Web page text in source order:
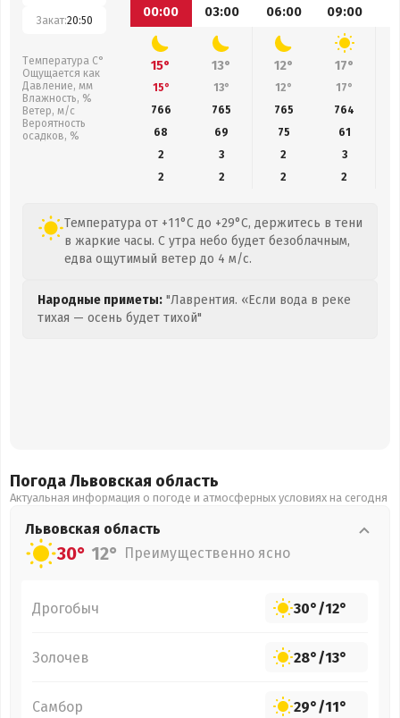
Закат:20:50
Температура С°
Ощущается как
Давление, мм
Влажность, %
Ветер, м/с
Вероятность
осадков, %
00:00
03:00 06:00 09:00
15° 13° 12° 17°
15° 13° 12° 17°
766
765 765 764
68
69 75 61
2
3 2
3
2
2 2 2
Температура от +11°C до +29°C, держитесь в тени
в жаркие часы. С утра небо будет безоблачным,
едва ощутимый ветер до 4 м/с.
Народные приметы: "Лаврентия. «Если вода в реке
тихая — осень будет тихой"
Погода Львовская область
Актуальная информация о погоде и атмосферных условиях на сегодня
Львовская область
30° 12° Преимущественно ясно
Дрогобыч 30°/12°
Золочев 28°/13°
Самбор 29°/11°